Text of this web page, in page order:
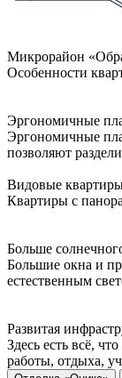
Микрорайон
Особенности
Эргономичные
Эргономичные
позволяют
Видовые
Квартиры с
Больше
Большие окна и
естественным
Развитая
Здесь есть всё,
работы, отдыха,